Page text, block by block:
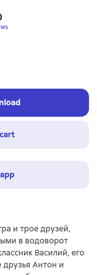
и трое друзей,
в водоворот
Василий, его
друзья Антон и